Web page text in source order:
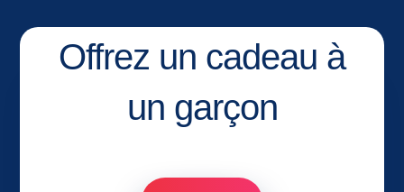
Offrez un cadeau à
un garçon